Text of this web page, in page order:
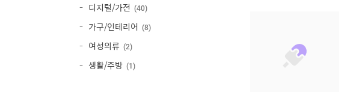
디지털/가전 40
가구/인테리어 8
여성의류 2
생활/주방 1